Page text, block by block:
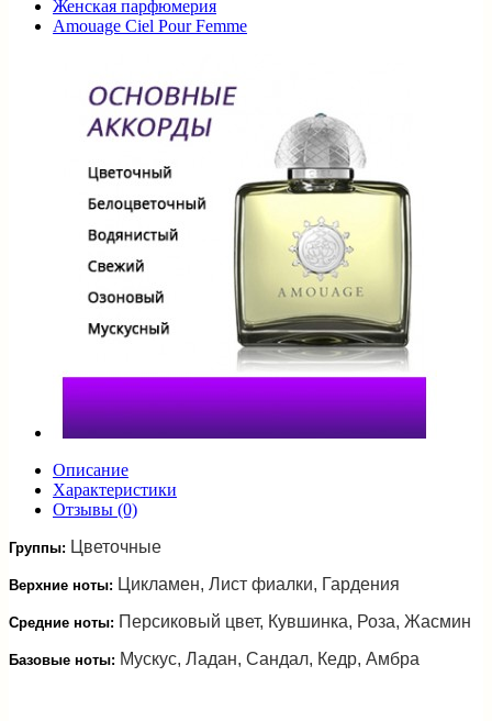
Женская парфюмерия
Amouage Ciel Pour Femme
Описание
Характеристики
Отзывы (0)
Группы: Цветочные
Верхние ноты: Цикламен, Лист фиалки, Гардения
Средние ноты: Персиковый цвет, Кувшинка, Роза, Жасмин
Базовые ноты: Мускус, Ладан, Сандал, Кедр, Амбра